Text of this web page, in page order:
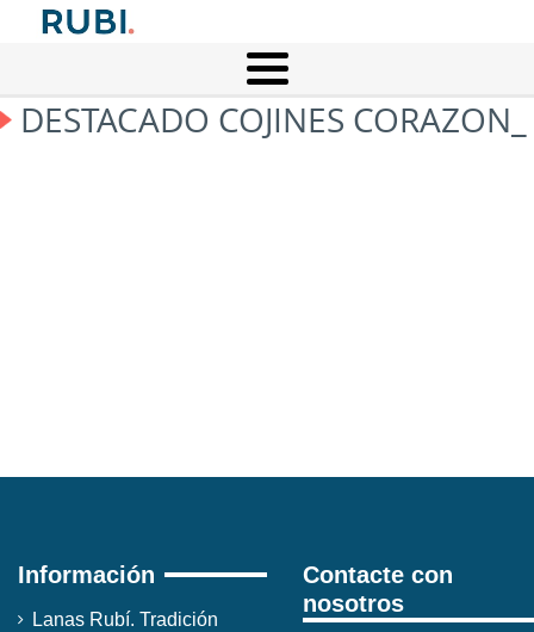
DESTACADO COJINES CORAZON_
Información
Lanas Rubí. Tradición
Contacte con
nosotros